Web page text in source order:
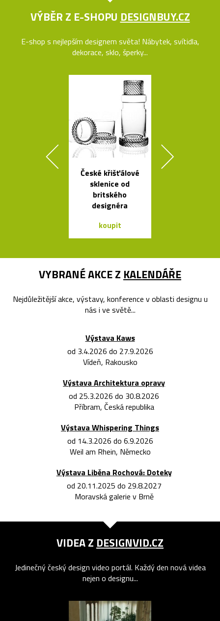
VÝBĚR Z E-SHOPU DESIGNBUY.CZ
E-shop s nejlepším designem světa! Nábytek, svítidla,
dekorace, sklo, šperky...
České křišťálové
sklenice od
britského
designéra
koupit
VYBRANÉ AKCE Z KALENDÁŘE
Nejdůležitější akce, výstavy, konference v oblasti designu u
nás i ve světě...
Výstava Kaws
od 3.4.2026 do 27.9.2026
Vídeň, Rakousko
Výstava Architektura opravy
od 25.3.2026 do 30.8.2026
Příbram, Česká republika
Výstava Whispering Things
od 14.3.2026 do 6.9.2026
Weil am Rhein, Německo
Výstava Liběna Rochová: Doteky
od 20.11.2025 do 29.8.2027
Moravská galerie v Brně
VIDEA Z DESIGNVID.CZ
Jedinečný český design video portál. Každý den nová videa
nejen o designu...